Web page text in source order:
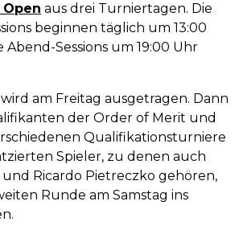
Open aus drei Turniertagen. Die
beginnen täglich um 13:00
Sessions um 19:00 Uhr
am Freitag ausgetragen. Dann
der Order of Merit und
Qualifikationsturniere
Spieler, zu denen auch
Ricardo Pietreczko gehören,
Runde am Samstag ins